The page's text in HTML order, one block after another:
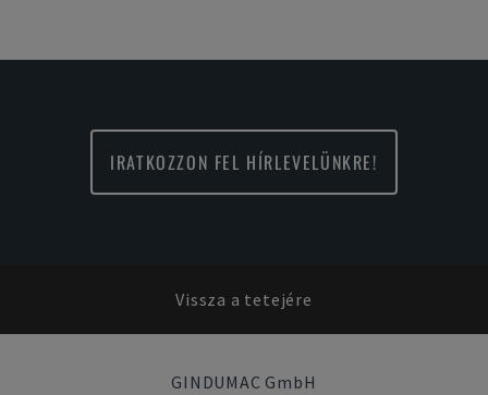
IRATKOZZON FEL HÍRLEVELÜNKRE!
Vissza a tetejére
GINDUMAC GmbH